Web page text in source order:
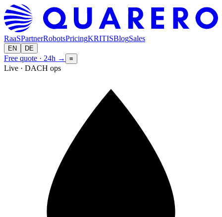
RaaSPartnerRobotsPricingKRITISBlogSales
EN DE
Free quote · 24h → ≡
Live · DACH ops